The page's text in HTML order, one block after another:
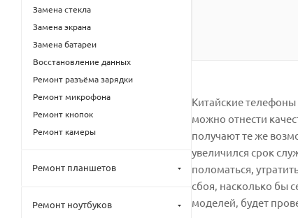
Китайские
можно отнести
получают те же
увеличился срок
поломаться,
сбоя, насколько бы
моделей, будет
Замена стекла
Замена экрана
Замена батареи
Восстановление данных
Ремонт разъёма зарядки
Ремонт микрофона
Ремонт кнопок
Ремонт камеры
Ремонт планшетов
Ремонт ноутбуков